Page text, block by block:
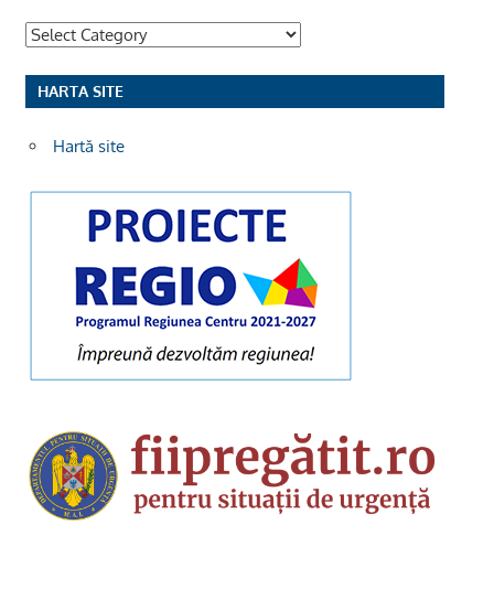
Categorii
HARTA SITE
Hartă site